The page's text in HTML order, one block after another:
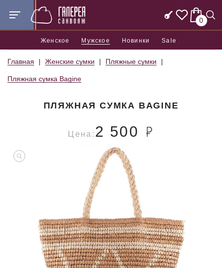
0
Женское Мужское Новинки Sale
Главная Женские сумки Пляжные сумки
Пляжная сумка Bagine
ПЛЯЖНАЯ СУМКА BAGINE
Цена: 2 500